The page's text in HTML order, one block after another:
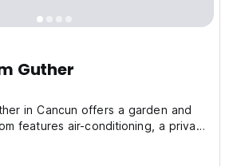
Guther
in Cancun offers a garden and
features air-conditioning, a private
TV, dining area, and kitchenware.